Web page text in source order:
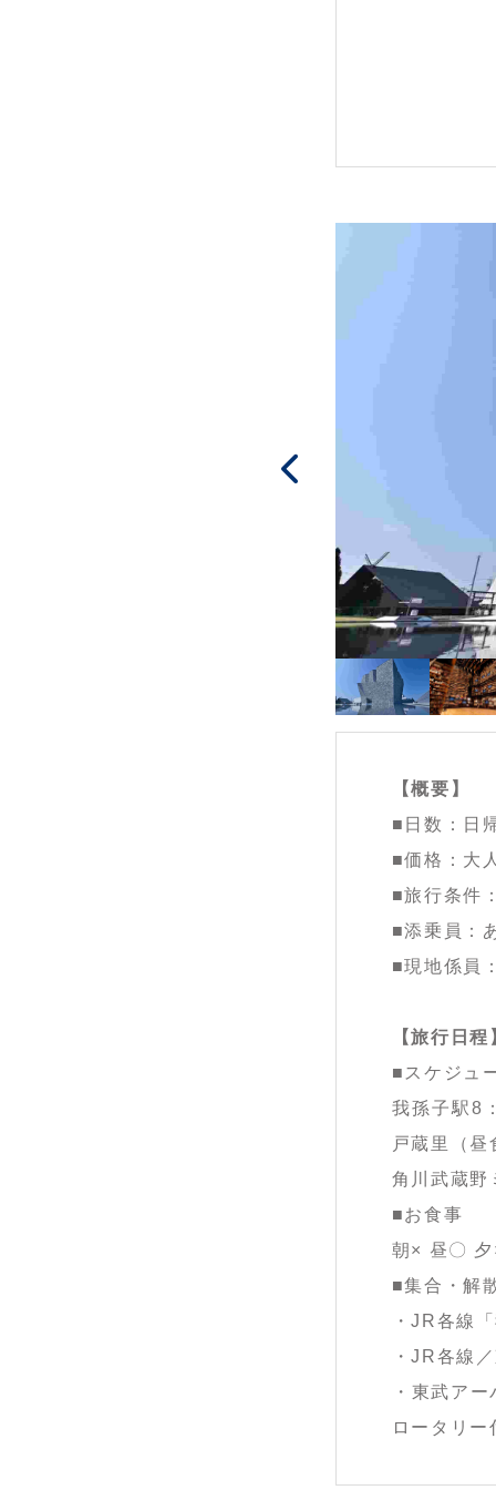
【概要】
■日数：日
■価格：大
■旅行条件
■添乗員：
■現地係員
【旅行日程
■スケジュ
我孫子駅8
戸蔵里（
角川武蔵
■お食事
朝× 昼〇
■集合・解
・JR各線
・JR各線
・東武ア
ロータリー